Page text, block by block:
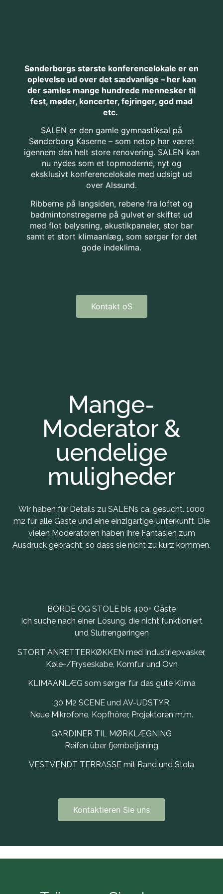
Sønderborgs største konferencelokale er en
oplevelse ud over det sædvanlige – her kan
der samles mange hundrede mennesker til
fest, møder, koncerter, fejringer, god mad
etc.
SALEN er den gamle gymnastiksal på
Sønderborg Kaserne – som netop har været
igennem den helt store renovering. SALEN kan
nu nydes som et topmoderne, nyt og
eksklusivt konferencelokale med udsigt ud
over Alssund.
Ribberne på langsiden, rebene fra loftet og
badmintonstregerne på gulvet er skiftet ud
med flot belysning, akustikpaneler, stor bar
samt et stort klimaanlæg, som sørger for det
gode indeklima.
Kontakt oS
Mange-
Moderator &
uendelige
muligheder
Wir haben für Details zu SALENs ca. gesucht. 1000
m2 für alle Gäste und eine einzigartige Unterkunft. Die
vielen Moderatoren haben ihre Fantasien zum
Ausdruck gebracht, so dass sie nicht zu kurz kommen.
BORDE OG STOLE bis 400+ Gäste
Ich suche nach einer Lösung, die nicht funktioniert
und Slutrengøringen
STORT ANRETTERKØKKEN med Industriepvasker,
Køle-/Fryseskabe, Komfur und Ovn
KLIMAANLÆG som sørger für das gute Klima
30 M2 SCENE und AV-UDSTYR
Neue Mikrofone, Kopfhörer, Projektoren m.m.
GARDINER TIL MØRKLÆGNING
Reifen über fjernbetjening
VESTVENDT TERRASSE mit Rand und Stola
Kontaktieren Sie uns